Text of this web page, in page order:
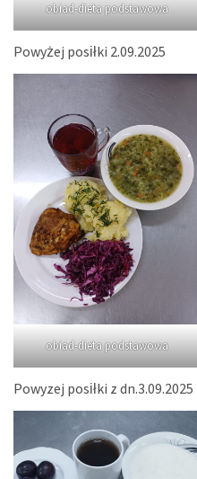
obiad-dieta podstawowa
Powyżej posiłki 2.09.2025
obiad-dieta podstawowa
Powyzej posiłki z dn.3.09.2025